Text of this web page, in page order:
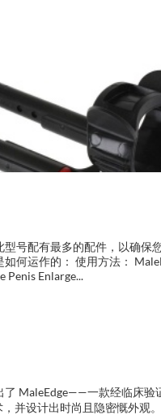
号配有最多的配件，以确保
何运作的： 使用方法：
Penis Enlarge...
MaleEdge——一款经临床
并设计出时尚且隐密慨外观